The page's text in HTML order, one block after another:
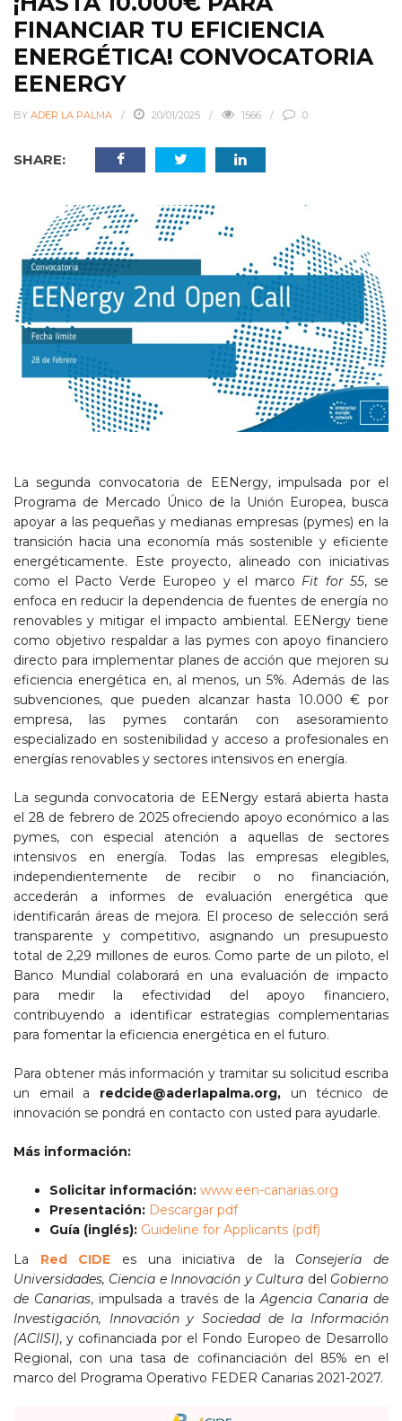
FINANCIAR TU EFICIENCIA
ENERGÉTICA! CONVOCATORIA
EENERGY
BY ADER LA PALMA 20/01/2025 1566 0
SHARE:
La segunda convocatoria de EENergy, impulsada por el
Programa de Mercado Único de la Unión Europea, busca
apoyar a las pequeñas y medianas empresas (pymes) en la
transición hacia una economía más sostenible y eficiente
energéticamente. Este proyecto, alineado con iniciativas
como el Pacto Verde Europeo y el marco Fit for 55, se
enfoca en reducir la dependencia de fuentes de energía no
renovables y mitigar el impacto ambiental. EENergy tiene
como objetivo respaldar a las pymes con apoyo financiero
directo para implementar planes de acción que mejoren su
eficiencia energética en, al menos, un 5%. Además de las
subvenciones, que pueden alcanzar hasta 10.000 € por
empresa, las pymes contarán con asesoramiento
especializado en sostenibilidad y acceso a profesionales en
energías renovables y sectores intensivos en energía.
La segunda convocatoria de EENergy estará abierta hasta
el 28 de febrero de 2025 ofreciendo apoyo económico a las
pymes, con especial atención a aquellas de sectores
intensivos en energía. Todas las empresas elegibles,
independientemente de recibir o no financiación,
accederán a informes de evaluación energética que
identificarán áreas de mejora. El proceso de selección será
transparente y competitivo, asignando un presupuesto
total de 2,29 millones de euros. Como parte de un piloto, el
Banco Mundial colaborará en una evaluación de impacto
para medir la efectividad del apoyo financiero,
contribuyendo a identificar estrategias complementarias
para fomentar la eficiencia energética en el futuro.
Para obtener más información y tramitar su solicitud escriba
un email a redcide@aderlapalma.org, un técnico de
innovación se pondrá en contacto con usted para ayudarle.
Más información:
Solicitar información: www.een-canarias.org
Presentación: Descargar pdf
Guía (inglés): Guideline for Applicants (pdf)
La Red CIDE es una iniciativa de la Consejería de
Universidades, Ciencia e Innovación y Cultura del Gobierno
de Canarias, impulsada a través de laAgencia Canaria de
Investigación, Innovación y Sociedad de la Información
(ACIISI), y cofinanciada por el Fondo Europeo de Desarrollo
Regional, con una tasa de cofinanciación del 85% en el
marco del Programa Operativo FEDER Canarias 2021-2027.